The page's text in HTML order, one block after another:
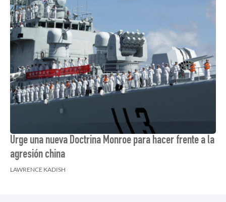
Urge una nueva Doctrina Monroe para hacer frente a la
agresión china
LAWRENCE KADISH